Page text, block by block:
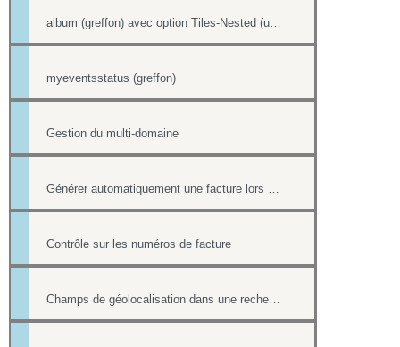
album (greffon) avec option Tiles-Nested (unitegallery)
myeventsstatus (greffon)
Gestion du multi-domaine
Générer automatiquement une facture lors d'une vente dans la boutique
Contrôle sur les numéros de facture
Champs de géolocalisation dans une recherche de l'annuaire